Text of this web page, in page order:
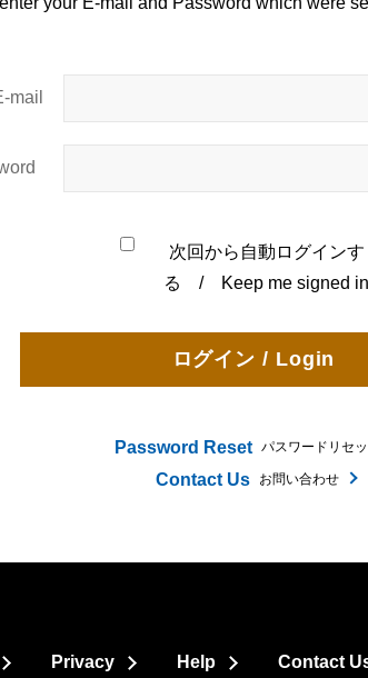
mail
次回から自動ログインす
る / Keep me signed in
Password Reset パスワードリセッ
Contact Us お問い合わせ
Privacy Help Contact